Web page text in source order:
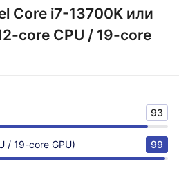
Core i7-13700K или
core CPU / 19-core
93
/ 19-core GPU) 99